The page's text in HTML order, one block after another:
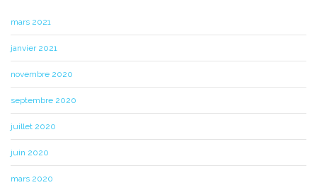
mars 2021
janvier 2021
novembre 2020
septembre 2020
juillet 2020
juin 2020
mars 2020